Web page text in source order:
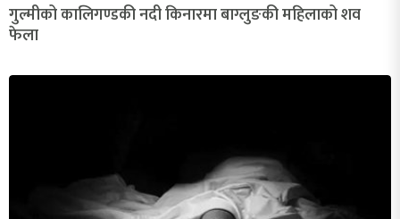
गुल्मीको कालिगण्डकी नदी किनारमा बाग्लुङकी महिलाको शव
फेला